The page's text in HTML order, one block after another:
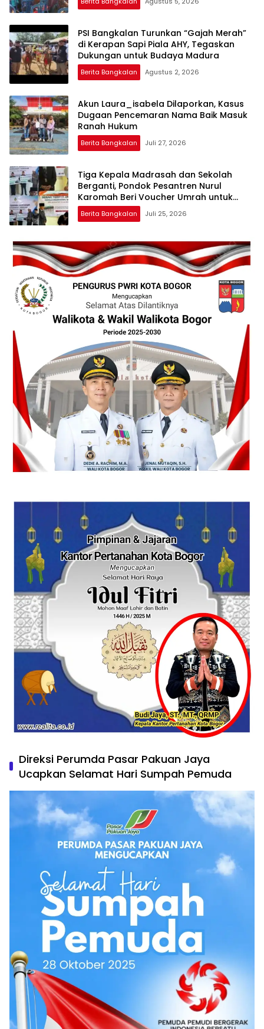
PSI Bangkalan Turunkan “Gajah Merah”
di Kerapan Sapi Piala AHY, Tegaskan
Dukungan untuk Budaya Madura
Berita Bangkalan Agustus 2, 2026
Akun Laura_isabela Dilaporkan, Kasus
Dugaan Pencemaran Nama Baik Masuk
Ranah Hukum
Berita Bangkalan Juli 27, 2026
Tiga Kepala Madrasah dan Sekolah
Berganti, Pondok Pesantren Nurul
Karomah Beri Voucher Umrah untuk
Para Purna Tugas
Berita Bangkalan Juli 25, 2026
Direksi Perumda Pasar Pakuan Jaya
Ucapkan Selamat Hari Sumpah Pemuda